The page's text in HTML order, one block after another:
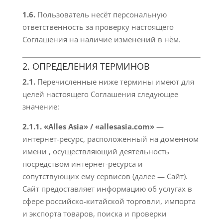
1.6. Пользователь несёт персональную
ответственность за проверку настоящего
Соглашения на наличие изменений в нём.
2. ОПРЕДЕЛЕНИЯ ТЕРМИНОВ
2.1. Перечисленные ниже термины имеют для
целей настоящего Соглашения следующее
значение:
2.1.1. «Alles Asia» / «allesasia.com» —
интернет-ресурс, расположенный на доменном
имени , осуществляющий деятельность
посредством интернет-ресурса и
сопутствующих ему сервисов (далее — Сайт).
Сайт предоставляет информацию об услугах в
сфере российско-китайской торговли, импорта
и экспорта товаров, поиска и проверки